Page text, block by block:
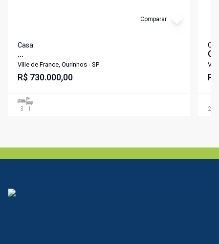
Comparar
Casa
...
Ville de France, Ourinhos - SP
R$ 730.000,00
3 1
-
224